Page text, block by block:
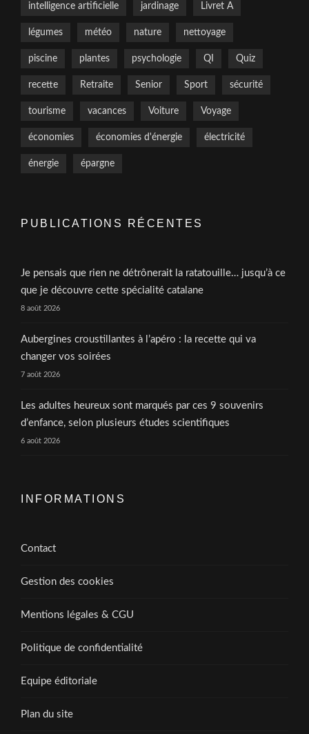
intelligence artificielle jardinage Livret A
légumes météo nature nettoyage
piscine plantes psychologie QI Quiz
recette Retraite Senior Sport sécurité
tourisme vacances Voiture Voyage
économies économies d'énergie électricité
énergie épargne
PUBLICATIONS RÉCENTES
Je pensais que rien ne détrônerait la ratatouille… jusqu’à ce
que je découvre cette spécialité catalane
8 août 2026
Aubergines croustillantes à l’apéro : la recette qui va
changer vos soirées
7 août 2026
Les adultes heureux sont marqués par ces 9 souvenirs
d’enfance, selon plusieurs études scientifiques
6 août 2026
INFORMATIONS
Contact
Gestion des cookies
Mentions légales & CGU
Politique de confidentialité
Equipe éditoriale
Plan du site